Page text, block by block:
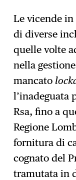
Le vicende in
di diverse
quelle volte
nella
mancato
l’inadeguata
Rsa, fino a
Regione
fornitura di
cognato del
tramutata in